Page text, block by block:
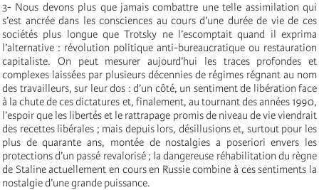
3- Nous devons plus que jamais combattre une telle assimilation qui
s’est ancrée dans les consciences au cours d’une durée de vie de ces
sociétés plus longue que Trotsky ne l’escomptait quand il exprima
l’alternative : révolution politique anti-bureaucratique ou restauration
capitaliste. On peut mesurer aujourd’hui les traces profondes et
complexes laissées par plusieurs décennies de régimes régnant au nom
des travailleurs, sur leur dos : d’un côté, un sentiment de libération face
à la chute de ces dictatures et, finalement, au tournant des années 1990,
l’espoir que les libertés et le rattrapage promis de niveau de vie viendrait
des recettes libérales ; mais depuis lors, désillusions et, surtout pour les
plus de quarante ans, montée de nostalgies a poseriori envers les
protections d’un passé revalorisé ; la dangereuse réhabilitation du règne
de Staline actuellement en cours en Russie combine à ces sentiments la
nostalgie d’une grande puissance.